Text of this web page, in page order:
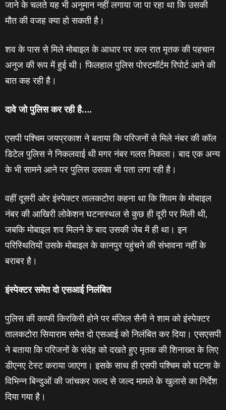
जाने के चलते यह भी अनुमान नहीं लगाया जा पा रहा था कि उसकी
मौत की वजह क्‍या हो सकती है।
शव के पास से मिले मोबाइल के आधार पर कल रात मृतक की पहचान
अनुज की रूप में हुई थी। फिलहाल पुलिस पोस्‍टमॉर्टम रिपोर्ट आने की
बात कह रही है।
दावे जो पुलिस कर रही है….
एसपी पश्चिम जयप्रकाश ने बताया कि परिजनों से मिले नंबर की कॉल
डिटेल पुलिस ने निकलवाई थी मगर नंबर गलत निकला। बाद एक अन्‍य
के भी सामने आने पर पुलिस उसका भी पता लगा रही है।
वहीं दूसरी ओर इंस्‍पेक्‍टर तालकटोरा कहना था कि शिवम के मोबाइल
नंबर की आखिरी लोकेशन घटनास्‍थल से कुछ ही दूरी पर मिली थी,
जबकि मोबाइल शव मिलने के बाद उसकी जेब में ही था। इन
परिस्थितियों उसके मोबाइल के कानपुर पहुंचने की संभावना नहीं के
बराबर है।
इंस्‍पेक्‍टर समेत दो एसआई निलंबित
पुलिस की काफी किरकिरी होने पर मंजिल सैनी ने शाम को इंस्‍पेक्‍टर
तालकटोरा सियाराम समेत दो एसआई को निलंबित कर दिया। एसएसपी
ने बताया कि परिजनों के संदेह को दखते हुए मृतक की शिनाख्‍त के लिए
डीएनए टेस्‍ट कराया जाएगा। इसके साथ ही एसपी पश्चिम को घटना के
विभिन्‍न बिन्‍दुओं की जांचकर जल्‍द से जल्‍द मामले के खुलासे का निर्देश
दिया गया है।